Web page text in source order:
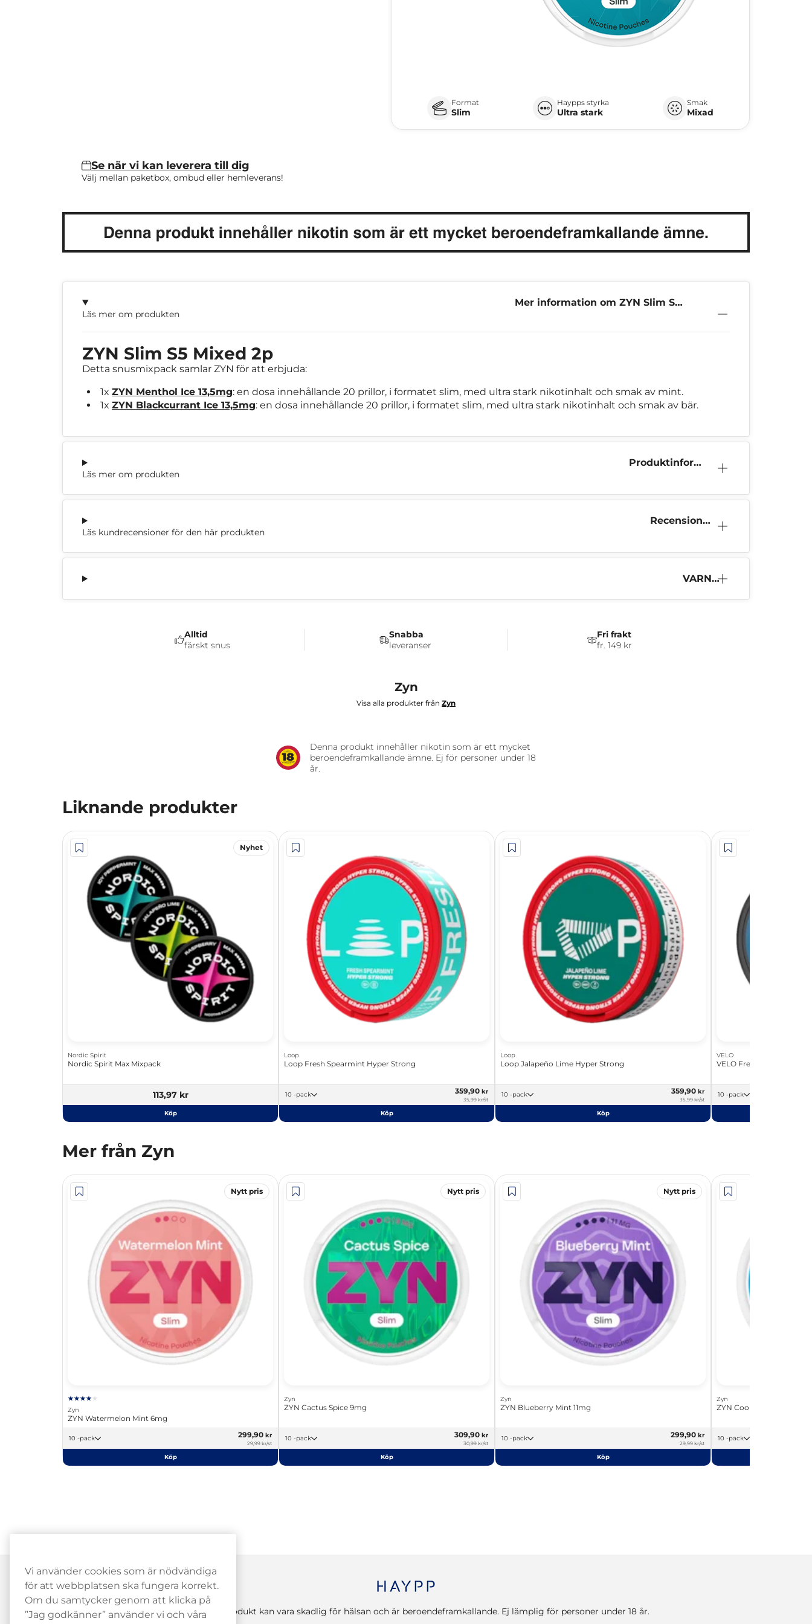
Format
Slim
Haypps styrka
Ultra stark
Smak
Mixad
Se när vi kan leverera till dig
Välj mellan paketbox, ombud eller hemleverans!
Mer information om ZYN Slim S5
Läs mer om produkten
ZYN Slim S5 Mixed 2p
Detta snusmixpack samlar ZYN för att erbjuda:
1x ZYN Menthol Ice 13,5mg: en dosa innehållande 20 prillor, i formatet slim, med ultra stark nikotinhalt och smak av mint.
1x ZYN Blackcurrant Ice 13,5mg: en dosa innehållande 20 prillor, i formatet slim, med ultra stark nikotinhalt och smak av bär.
Produktinform
Läs mer om produkten
Recensioner
Läs kundrecensioner för den här produkten
VARNI
Zyn
Visa alla produkter från Zyn
Alltid
färskt snus
Snabba
leveranser
Fri frakt
fr. 149 kr
Denna produkt innehåller nikotin som är ett mycket
beroendeframkallande ämne. Ej för personer under 18
år.
Liknande produkter
Nyhet
Nordic Spirit
Nordic Spirit Max Mixpack
113,97 kr
Köp
Loop
Loop Fresh Spearmint Hyper Strong
10 -pack 359,90 kr
35,99 kr/st
Köp
Loop
Loop Jalapeño Lime Hyper Strong
10 -pack 359,90 kr
35,99 kr/st
Köp
VELO
VELO Freezing
10 -pack
Mer från Zyn
Nytt pris
Zyn
ZYN Watermelon Mint 6mg
10 -pack 299,90 kr
29,99 kr/st
Köp
Nytt pris
Zyn
ZYN Cactus Spice 9mg
10 -pack 309,90 kr
30,99 kr/st
Köp
Nytt pris
Zyn
ZYN Blueberry Mint 11mg
10 -pack 299,90 kr
29,99 kr/st
Köp
Zyn
ZYN Cool Mint 9mg
10 -pack
Denna nikotinprodukt kan vara skadlig för hälsan och är beroendeframkallande. Ej lämplig för personer under 18 år.
Vi använder cookies som är nödvändiga
för att webbplatsen ska fungera korrekt.
Om du samtycker genom att klicka på
”Jag godkänner” använder vi och våra